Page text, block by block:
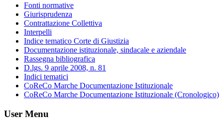
Fonti normative
Giurisprudenza
Contrattazione Collettiva
Interpelli
Indice tematico Corte di Giustizia
Documentazione istituzionale, sindacale e aziendale
Rassegna bibliografica
D.lgs. 9 aprile 2008, n. 81
Indici tematici
CoReCo Marche Documentazione Istituzionale
CoReCo Marche Documentazione Istituzionale (Cronologico)
User Menu